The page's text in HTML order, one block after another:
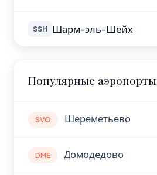
SSH Шарм-эль-Шейх
Популярные аэропорты
SVO Шереметьево
DME Домодедово